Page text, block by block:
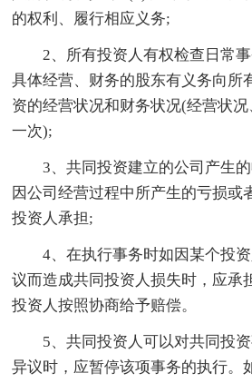
的权利、履行相应义务;
2、所有投资人有权检查日常
具体经营、财务的股东有义务向所
资的经营状况和财务状况(经营状
一次);
3、共同投资建立的公司产生
因公司经营过程中所产生的亏损或
投资人承担;
4、在执行事务时如因某个投
议而造成共同投资人损失时，应承
投资人按照协商给予赔偿。
5、共同投资人可以对共同投
异议时，应暂停该项事务的执行。